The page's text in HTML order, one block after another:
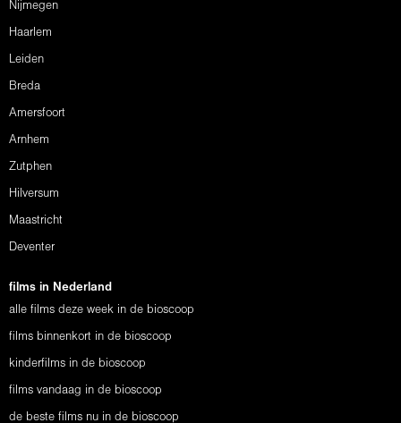
Nijmegen
Haarlem
Leiden
Breda
Amersfoort
Arnhem
Zutphen
Hilversum
Maastricht
Deventer
films in Nederland
alle films deze week in de bioscoop
films binnenkort in de bioscoop
kinderfilms in de bioscoop
films vandaag in de bioscoop
de beste films nu in de bioscoop